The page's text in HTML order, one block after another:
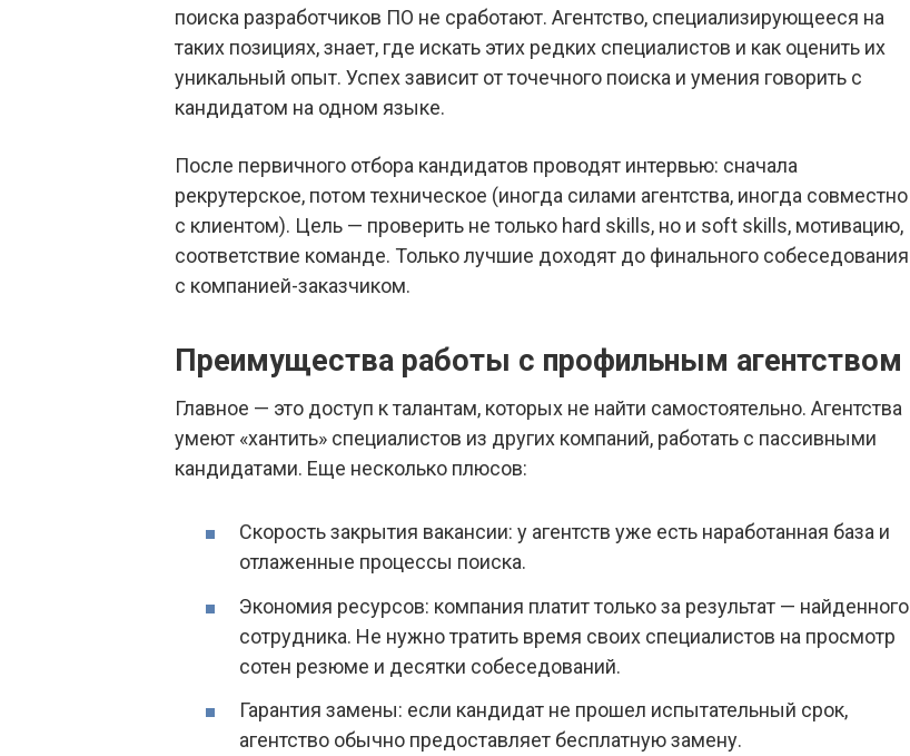
поиска разработчиков ПО не сработают. Агентство, специализирующееся на
таких позициях, знает, где искать этих редких специалистов и как оценить их
уникальный опыт. Успех зависит от точечного поиска и умения говорить с
кандидатом на одном языке.
После первичного отбора кандидатов проводят интервью: сначала
рекрутерское, потом техническое (иногда силами агентства, иногда совместно
с клиентом). Цель — проверить не только hard skills, но и soft skills, мотивацию,
соответствие команде. Только лучшие доходят до финального собеседования
с компанией-заказчиком.
Преимущества работы с профильным агентством
Главное — это доступ к талантам, которых не найти самостоятельно. Агентства
умеют «хантить» специалистов из других компаний, работать с пассивными
кандидатами. Еще несколько плюсов:
Скорость закрытия вакансии: у агентств уже есть наработанная база и
отлаженные процессы поиска.
Экономия ресурсов: компания платит только за результат — найденного
сотрудника. Не нужно тратить время своих специалистов на просмотр
сотен резюме и десятки собеседований.
Гарантия замены: если кандидат не прошел испытательный срок,
агентство обычно предоставляет бесплатную замену.